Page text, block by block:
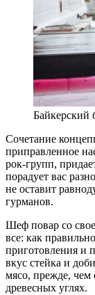
Байкерский
Сочетание
приправленное
рок-групп,
порадует вас
не оставит
гурманов.
Шеф повар со
все: как
приготовления и
вкус стейка и
мясо, прежде, чем
древесных углях.